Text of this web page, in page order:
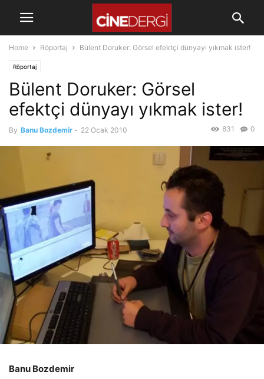
Home Röportaj Bülent Doruker: Görsel efektçi dünyayı yıkmak ister!
Röportaj
Bülent Doruker: Görsel
efektçi dünyayı yıkmak ister!
By Banu Bozdemir - 22 Ocak 2010 0
831
Banu Bozdemir